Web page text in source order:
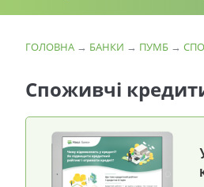
ГОЛОВНА → БАНКИ → ПУМБ →
Споживчі